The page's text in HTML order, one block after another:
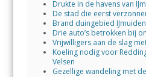
Drukte in de havens van
De stad die eerst
Brand duingebied IJmuiden
Drie auto’s betrokken bij
Vrijwilligers aan de slag
Koeling nodig voor
Velsen
Gezellige wandeling met